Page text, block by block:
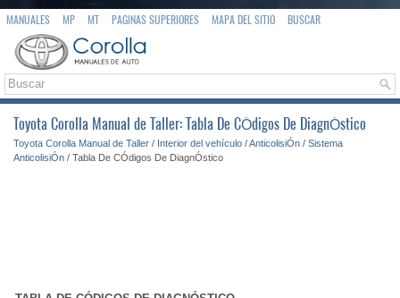
MANUALES MP MT PAGINAS SUPERIORES MAPA DEL SITIO BUSCAR
Toyota Corolla Manual de Taller: Tabla De CÓdigos De DiagnÓstico
Toyota Corolla Manual de Taller / Interior del vehículo /AnticolisiÓn / Sistema
AnticolisiÓn / Tabla De CÓdigos De DiagnÓstico